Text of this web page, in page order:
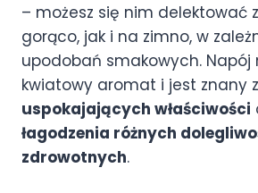
– możesz się nim delektować
gorąco, jak i na zimno, w
upodobań smakowych. Napój
kwiatowy aromat i jest znany
uspokajających właściwości
łagodzenia różnych
zdrowotnych.